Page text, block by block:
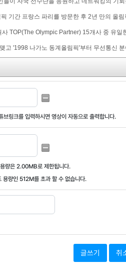
브링크를 입력하시면 영상이 자동으로 출력합니다.
량은 2.00MB로 제한됩니다.
용량인 512M를 초과 할 수 없습니다.
취